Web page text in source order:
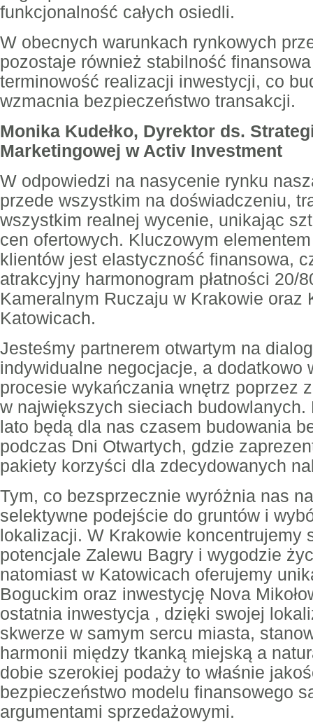
funkcjonalność całych osiedli.
W obecnych warunkach rynkowych
pozostaje również stabilność finansowa
terminowość realizacji inwestycji, co
wzmacnia bezpieczeństwo transakcji.
Monika Kudełko, Dyrektor ds.
Marketingowej w Activ Investment
W odpowiedzi na nasycenie rynku
przede wszystkim na doświadczeniu,
wszystkim realnej wycenie, unikając
cen ofertowych. Kluczowym
klientów jest elastyczność finansowa,
atrakcyjny harmonogram płatności 20/
Kameralnym Ruczaju w Krakowie oraz
Katowicach.
Jesteśmy partnerem otwartym na
indywidualne negocjacje, a dodatkowo
procesie wykańczania wnętrz poprzez
w największych sieciach
lato będą dla nas czasem budowania
podczas Dni Otwartych, gdzie
pakiety korzyści dla zdecydowanych
Tym, co bezsprzecznie wyróżnia nas
selektywne podejście do gruntów i
lokalizacji. W Krakowie koncentrujemy
potencjale Zalewu Bagry i wygodzie
natomiast w Katowicach oferujemy
Boguckim oraz inwestycję Nova
ostatnia inwestycja , dzięki swojej
skwerze w samym sercu miasta,
harmonii między tkanką miejską a
dobie szerokiej podaży to właśnie
bezpieczeństwo modelu finansowego
argumentami sprzedażowymi.